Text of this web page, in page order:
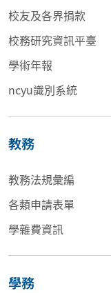
校友及各界捐款
校務研究資訊平臺
學術年報
ncyu識別系統
教務
教務法規彙編
各類申請表單
學雜費資訊
學務